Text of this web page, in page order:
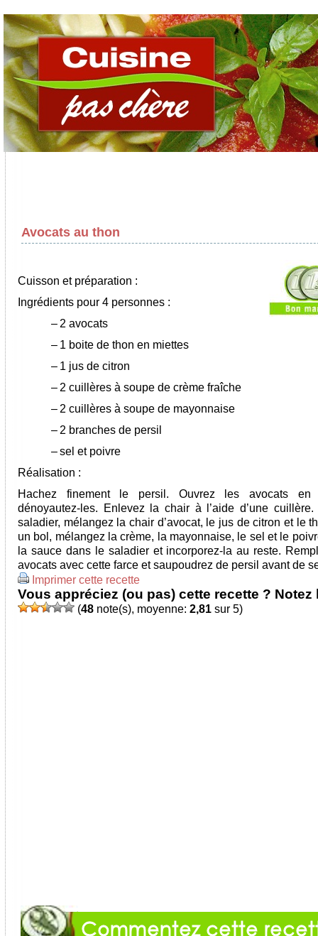
Avocats au thon
Cuisson et préparation :
Ingrédients pour 4 personnes :
– 2 avocats
– 1 boite de thon en miettes
– 1 jus de citron
– 2 cuillères à soupe de crème fraîche
– 2 cuillères à soupe de mayonnaise
– 2 branches de persil
–sel et poivre
Réalisation :
Hachez finement le persil. Ouvrez les avocats
dénoyautez-les. Enlevez la chair à l’aide d’une
saladier, mélangez la chair d’avocat, le jus de citron et le
un bol, mélangez la crème, la mayonnaise, le sel et le
la sauce dans le saladier et incorporez-la au reste.
avocats avec cette farce et saupoudrez de persil avant de
Imprimer cette recette
Vous appréciez (ou pas) cette recette ? Notez
(48 note(s), moyenne: 2,81 sur 5)